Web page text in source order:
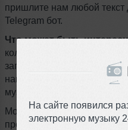
На сайте появился
электронную музыку
пришлите нам любой
Telegram бот.
Что может быть
коллаборации, туры,
запуск собственного
награды, смена стиля или
музыки.
Можно писать на любом
профессионально оформит